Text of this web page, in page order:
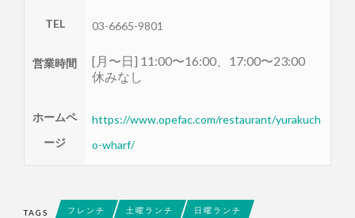
TEL 03-6665-9801
営業時間
[月〜日] 11:00〜16:00、17:00〜23:00
休みなし
ホームペ
ージ
https://www.opefac.com/restaurant/yurakuch
o-wharf/
TAGS フレンチ 土曜ランチ 日曜ランチ